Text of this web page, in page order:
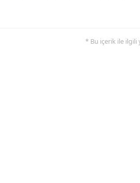
* Bu içerik ile ilgili